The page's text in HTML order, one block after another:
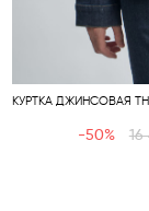
КУРТКА ДЖИНСОВАЯ
-50%